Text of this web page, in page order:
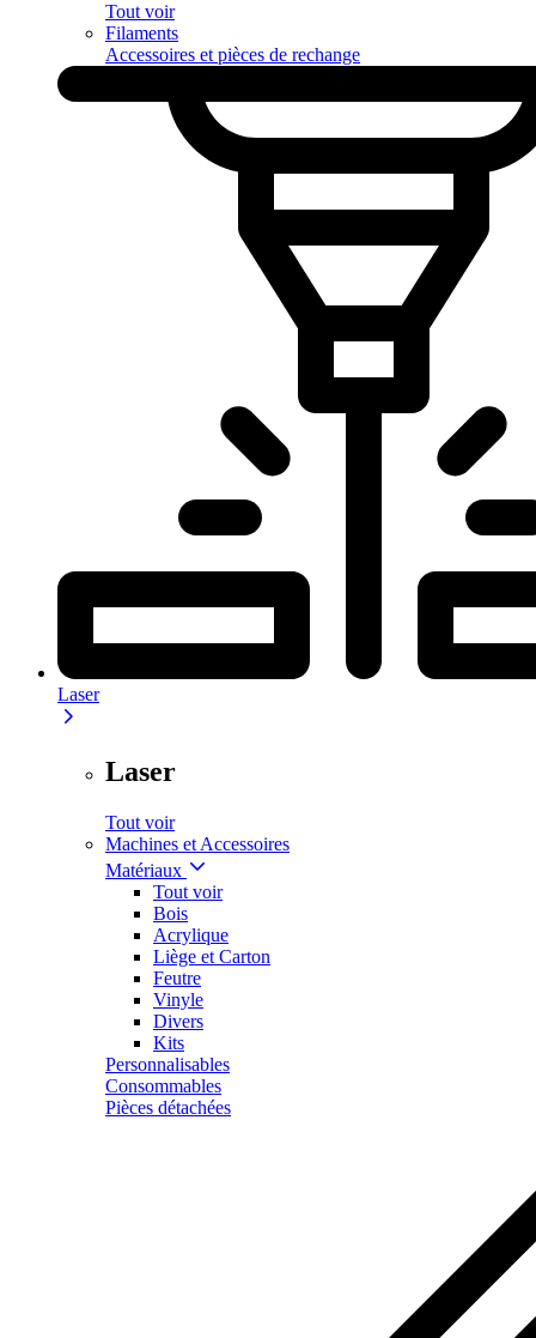
Tout voir
Filaments
Accessoires et pièces de rechange
Laser
Laser
Tout voir
Machines et Accessoires
Matériaux
Tout voir
Bois
Acrylique
Liège et Carton
Feutre
Vinyle
Divers
Kits
Personnalisables
Consommables
Pièces détachées